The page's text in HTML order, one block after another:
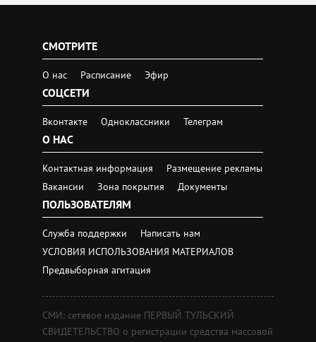
СМОТРИТЕ
О нас Расписание Эфир
СОЦСЕТИ
Вконтакте Одноклассники Телеграм
О НАС
Контактная информация
Размещение рекламы
Вакансии
Зона покрытия Документы
ПОЛЬЗОВАТЕЛЯМ
Служба поддержки
Написать нам
УСЛОВИЯ ИСПОЛЬЗОВАНИЯ МАТЕРИАЛОВ
Предвыборная агитация
СМИ: сетевое издание ПЕРВЫЙ ТУЛЬСКИЙ
СВИДЕТЕЛЬСТВО о регистрации средства массовой